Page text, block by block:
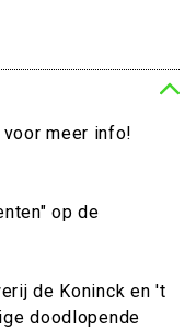
voor meer info!
op de
de Koninck en 't
doodlopende